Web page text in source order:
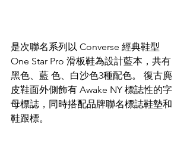
是次聯名系列以 Converse 經典鞋型
One Star Pro 滑板鞋為設計藍本，共有
黑色、藍 色、白沙色3種配色。 復古麂
皮鞋面外側飾有 Awake NY 標誌性的字
母標誌，同時搭配品牌聯名標誌鞋墊和
鞋跟標。